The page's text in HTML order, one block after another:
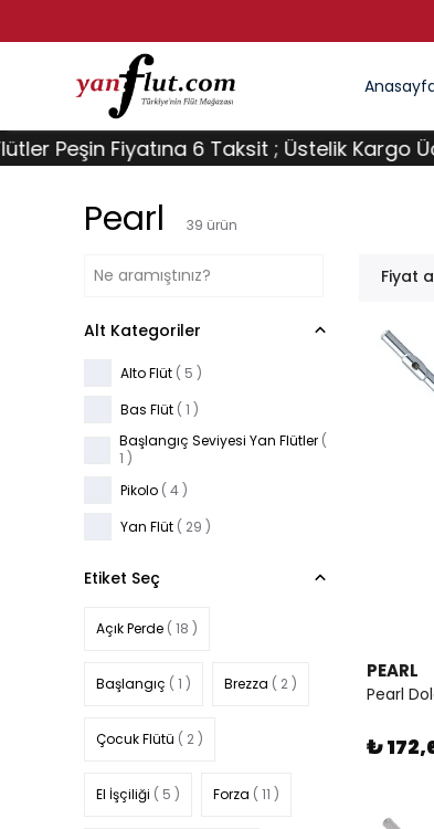
6 Taksit ; Üstelik Kargo Ücretsiz !
Pearl 39 ürün
Fiyat
Alt Kategoriler
Alto Flüt ( 5 )
Bas Flüt ( 1 )
Başlangıç Seviyesi Yan Flütler (
1 )
Pikolo ( 4 )
Yan Flüt ( 29 )
Etiket Seç
Açık Perde ( 18 )
Başlangıç ( 1 ) Brezza ( 2 )
Çocuk Flütü ( 2 )
El İşçiliği ( 5 ) Forza ( 11 )
PEARL
Pearl
₺